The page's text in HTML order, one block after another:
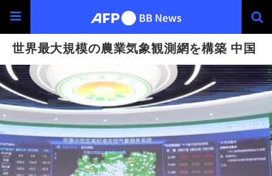
世界最大規模の農業気象観測網を構築 中国